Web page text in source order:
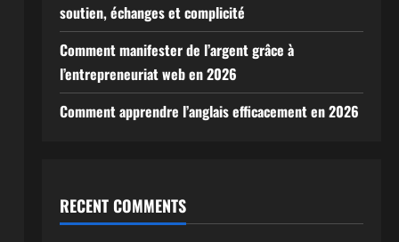
soutien, échanges et complicité
Comment manifester de l’argent grâce à
l’entrepreneuriat web en 2026
Comment apprendre l’anglais efficacement en 2026
RECENT COMMENTS